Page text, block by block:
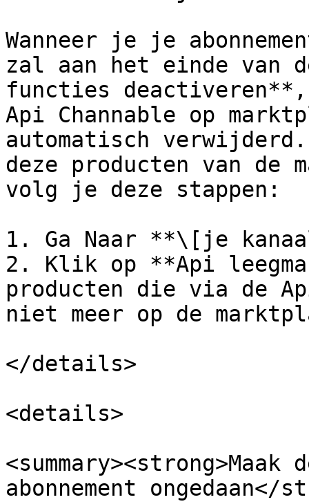
Wanneer je je
zal aan het einde van
functies
Api Channable op
automatisch
deze producten van de
volg je deze stappen:
1. Ga Naar **\[je
2. Klik op **Api
producten die via de
niet meer op de
</details>
<details>
abonnement ongedaan</